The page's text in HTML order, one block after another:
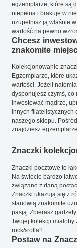
egzemplarze, które są
niepełna i brakuje w
uzupełnisz ją właśnie
wartość na pewno
Chcesz
znakomite
Kolekcjonowanie
Egzemplarze, które
wartości. Jeżeli
dysponujesz czymś, co
inwestować mądrze,
innych filatelistycznych
naszego sklepu.
znajdziesz
Znaczki
Znaczki pocztowe to
Na świecie bardzo
związane z daną
Znaczki ukazują się z
stanowią znakomite
pasją. Zbierasz
Twojej kolekcji
rock&rolla?
Postaw na